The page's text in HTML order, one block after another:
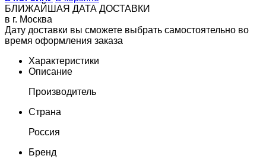
БЛИЖАЙШАЯ ДАТА ДОСТАВКИ
в г. Москва
Дату доставки вы сможете выбрать самостоятельно во
время оформления заказа
Характеристики
Описание
Производитель
Страна
Россия
Бренд